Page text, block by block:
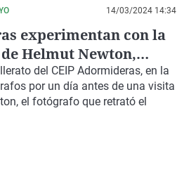
14/03/2024 14:34
experimentan con la
Helmut Newton,
del CEIP Adormideras, en la
por un día antes de una visita
, el fotógrafo que retrató el